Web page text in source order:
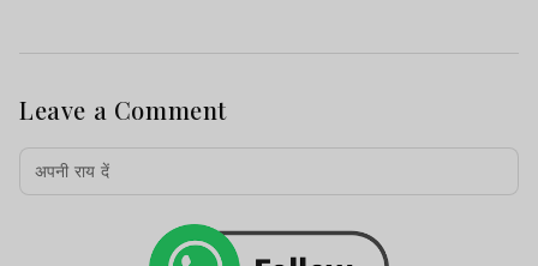
Leave a Comment